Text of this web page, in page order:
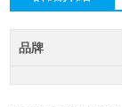
品牌